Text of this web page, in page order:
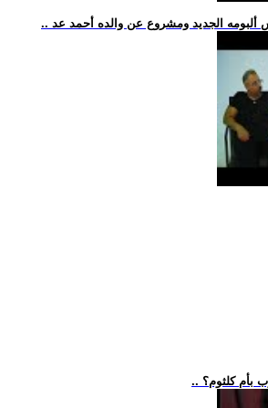
ألبومه الجديد ومشروع عن والده أحمد عد
بأم كلثوم؟